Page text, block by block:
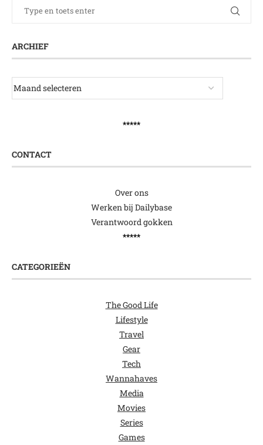
ARCHIEF
*****
CONTACT
Over ons
Werken bij Dailybase
Verantwoord gokken
*****
CATEGORIEËN
The Good Life
Lifestyle
Travel
Gear
Tech
Wannahaves
Media
Movies
Series
Games